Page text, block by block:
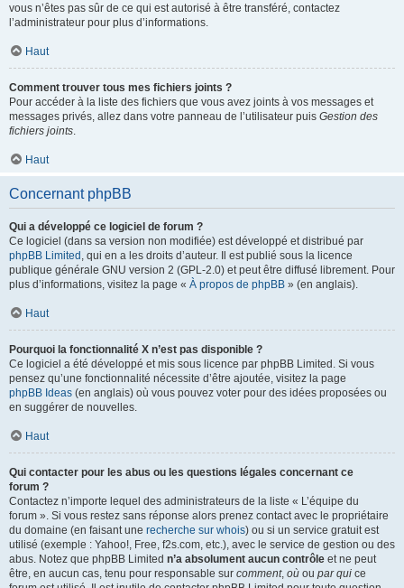
vous n’êtes pas sûr de ce qui est autorisé à être transféré, contactez
l’administrateur pour plus d’informations.
Haut
Comment trouver tous mes fichiers joints ?
Pour accéder à la liste des fichiers que vous avez joints à vos messages et
messages privés, allez dans votre panneau de l’utilisateur puis Gestion des
fichiers joints.
Haut
Concernant phpBB
Qui a développé ce logiciel de forum ?
Ce logiciel (dans sa version non modifiée) est développé et distribué par
phpBB Limited , qui en a les droits d’auteur. Il est publié sous la licence
publique générale GNU version 2 (GPL-2.0) et peut être diffusé librement. Pour
plus d’informations, visitez la page « À propos de phpBB » (en anglais).
Haut
Pourquoi la fonctionnalité X n’est pas disponible ?
Ce logiciel a été développé et mis sous licence par phpBB Limited. Si vous
pensez qu’une fonctionnalité nécessite d’être ajoutée, visitez la page
phpBB Ideas (en anglais) où vous pouvez voter pour des idées proposées ou
en suggérer de nouvelles.
Haut
Qui contacter pour les abus ou les questions légales concernant ce
forum ?
Contactez n’importe lequel des administrateurs de la liste « L’équipe du
forum ». Si vous restez sans réponse alors prenez contact avec le propriétaire
du domaine (en faisant une recherche sur whois) ou si un service gratuit est
utilisé (exemple : Yahoo!, Free, f2s.com, etc.), avec le service de gestion ou des
abus. Notez que phpBB Limited n’a absolument aucun contrôle et ne peut
être, en aucun cas, tenu pour responsable sur comment, où ou par qui ce